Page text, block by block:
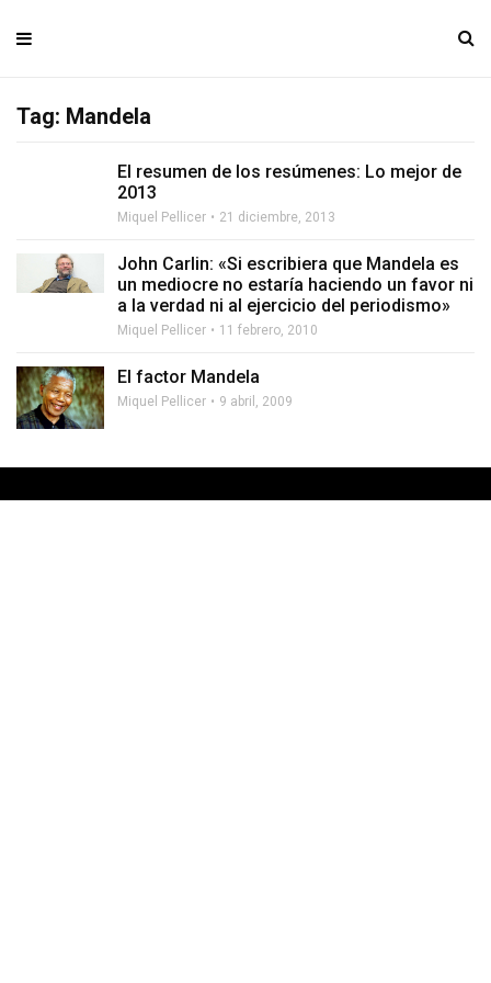
Tag: Mandela
El resumen de los resúmenes: Lo mejor de
2013
Miquel Pellicer 21 diciembre, 2013
John Carlin: «Si escribiera que Mandela es
un mediocre no estaría haciendo un favor ni
a la verdad ni al ejercicio del periodismo»
Miquel Pellicer 11 febrero, 2010
El factor Mandela
Miquel Pellicer 9 abril, 2009